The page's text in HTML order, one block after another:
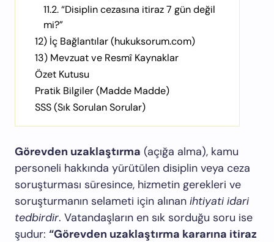
11.2. “Disiplin cezasına itiraz 7 gün değil
mi?”
12) İç Bağlantılar (hukuksorum.com)
13) Mevzuat ve Resmî Kaynaklar
Özet Kutusu
Pratik Bilgiler (Madde Madde)
SSS (Sık Sorulan Sorular)
Görevden uzaklaştırma (açığa alma), kamu
personeli hakkında yürütülen disiplin veya ceza
soruşturması süresince, hizmetin gerekleri ve
soruşturmanın selameti için alınan ihtiyati idari
tedbirdir. Vatandaşların en sık sorduğu soru ise
şudur: “Görevden uzaklaştırma kararına itiraz